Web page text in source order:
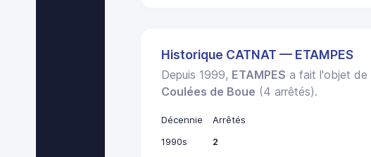
Historique CATNAT — ETAMPES
Depuis 1999, ETAMPES a fait l'objet de
Coulées de Boue (4 arrêtés).
Décennie
Arrêtés
1990s
2